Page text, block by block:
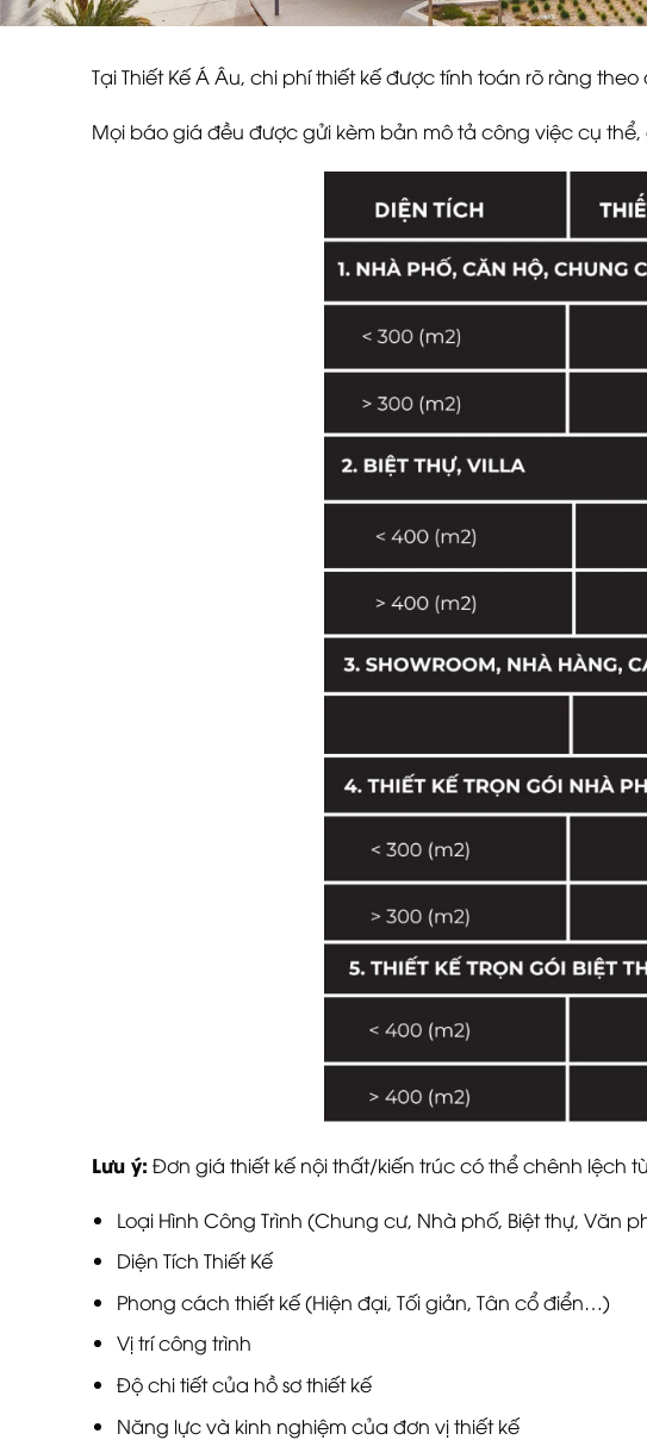
Tại Thiết Kế Á Âu, chi phí thiết kế được tính toán rõ ràng
Mọi báo giá đều được gửi kèm bản mô tả công việc cụ
Lưu ý: Đơn giá thiết kế nội thất/kiến trúc có thể chênh lệch
Loại Hình Công Trình (Chung cư, Nhà phố, Biệt thự, Văn
Diện Tích Thiết Kế
Phong cách thiết kế (Hiện đại, Tối giản, Tân cổ điển…)
Vị trí công trình
Độ chi tiết của hồ sơ thiết kế
Năng lực và kinh nghiệm của đơn vị thiết kế